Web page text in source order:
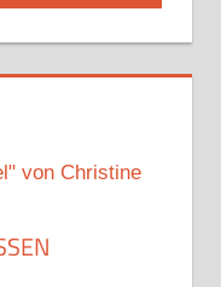
von Christine